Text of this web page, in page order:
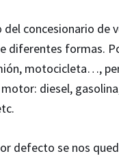
concesionario de
diferentes formas.
motocicleta…,
diesel,
defecto se nos